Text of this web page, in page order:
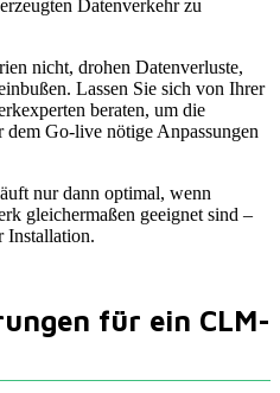
Datenverkehr zu
nicht, drohen Datenverluste,
Lassen Sie sich von Ihrer
beraten, um die
Go-live nötige Anpassungen
nur dann optimal, wenn
gleichermaßen geeignet sind –
Installation.
für ein CLM-